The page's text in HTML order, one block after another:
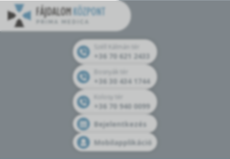
+36 70 621 2433
+36 30 434 1744
+36 70 940 0099
Bejelentkezés
Mobilapplikáció